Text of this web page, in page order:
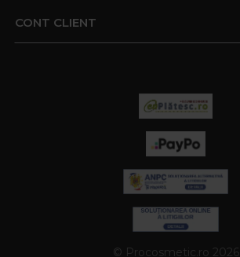
CONT CLIENT
© Procosmetic.ro 2026